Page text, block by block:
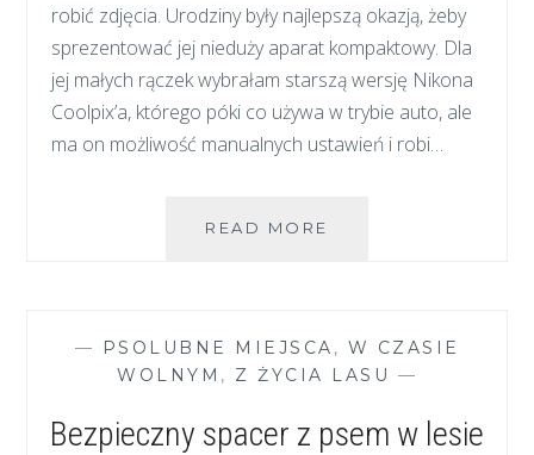
robić zdjęcia. Urodziny były najlepszą okazją, żeby
sprezentować jej nieduży aparat kompaktowy. Dla
jej małych rączek wybrałam starszą wersję Nikona
Coolpix’a, którego póki co używa w trybie auto, ale
ma on możliwość manualnych ustawień i robi…
READ MORE
ZDJĘĆ
–
FOTOGRAFII
— PSOLUBNE MIEJSCA , W CZASIE
WOLNYM , Z ŻYCIA LASU —
Bezpieczny spacer z psem w lesie